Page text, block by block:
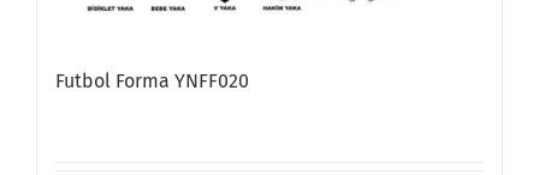
Futbol Forma YNFF020